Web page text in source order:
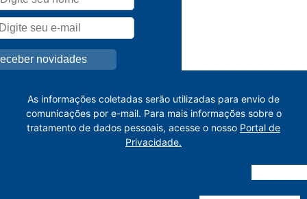
As informações coletadas serão utilizadas para envio de
comunicações por e-mail. Para mais informações sobre o
tratamento de dados pessoais, acesse o nosso Portal de
Privacidade.